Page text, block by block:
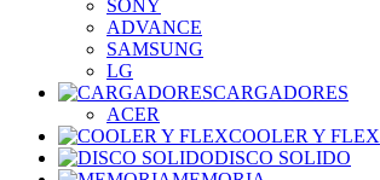
SONY
ADVANCE
SAMSUNG
LG
CARGADORES
ACER
COOLER Y FLEX
DISCO SOLIDO